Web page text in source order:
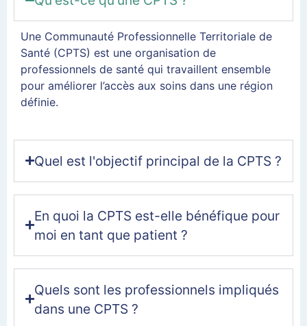
Une Communauté Professionnelle Territoriale de
Santé (CPTS) est une organisation de
professionnels de santé qui travaillent ensemble
pour améliorer l’accès aux soins dans une région
définie.
Quel est l'objectif principal de la CPTS ?
En quoi la CPTS est-elle bénéfique pour
moi en tant que patient ?
Quels sont les professionnels impliqués
dans une CPTS ?